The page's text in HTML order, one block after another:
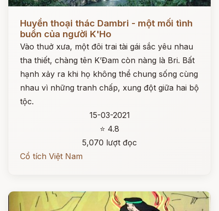
Đọc ngay
Huyền thoại thác Dambri - một mối tình
buồn của người K'Ho
Vào thuở xưa, một đôi trai tài gái sắc yêu nhau
tha thiết, chàng tên K’Đam còn nàng là Bri. Bất
hạnh xảy ra khi họ không thể chung sống cùng
nhau vì những tranh chấp, xung đột giữa hai bộ
tộc.
15-03-2021
⭐ 4.8
5,070 lượt đọc
Cổ tích Việt Nam